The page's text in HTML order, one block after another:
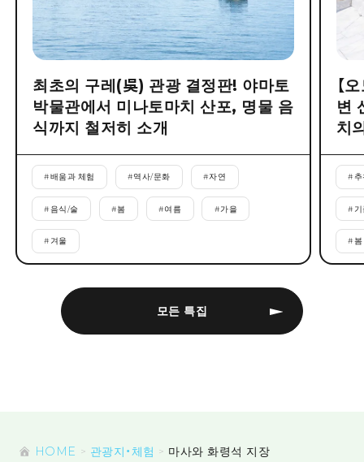
모든 특집
최초의 구레(吳) 관광 결정판! 야마토
박물관에서 미나토마치 산포, 명물 음
식까지 철저히 소개
#배움과 체험 #역사/문화 #자연
#음식/술 #봄 #여름 #가을
# 겨울
【
변
치
#
#
#봄
HOME 관광지・체험 마사와 화령석 지장